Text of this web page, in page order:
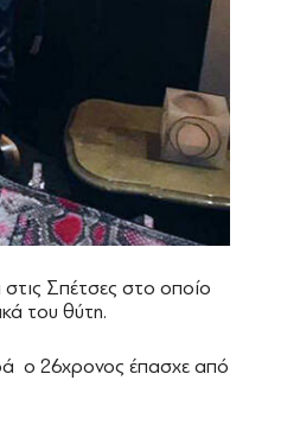
Σπέτσες στο οποίο
του θύτη.
ο 26χρονος έπασχε από